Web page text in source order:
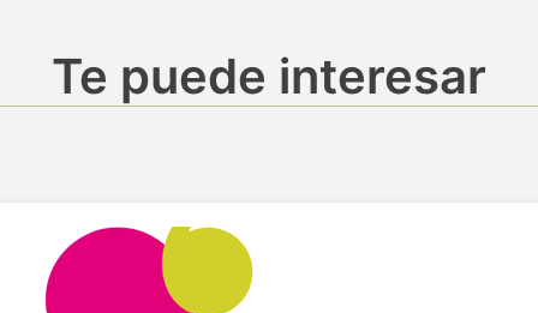
Te puede interesar